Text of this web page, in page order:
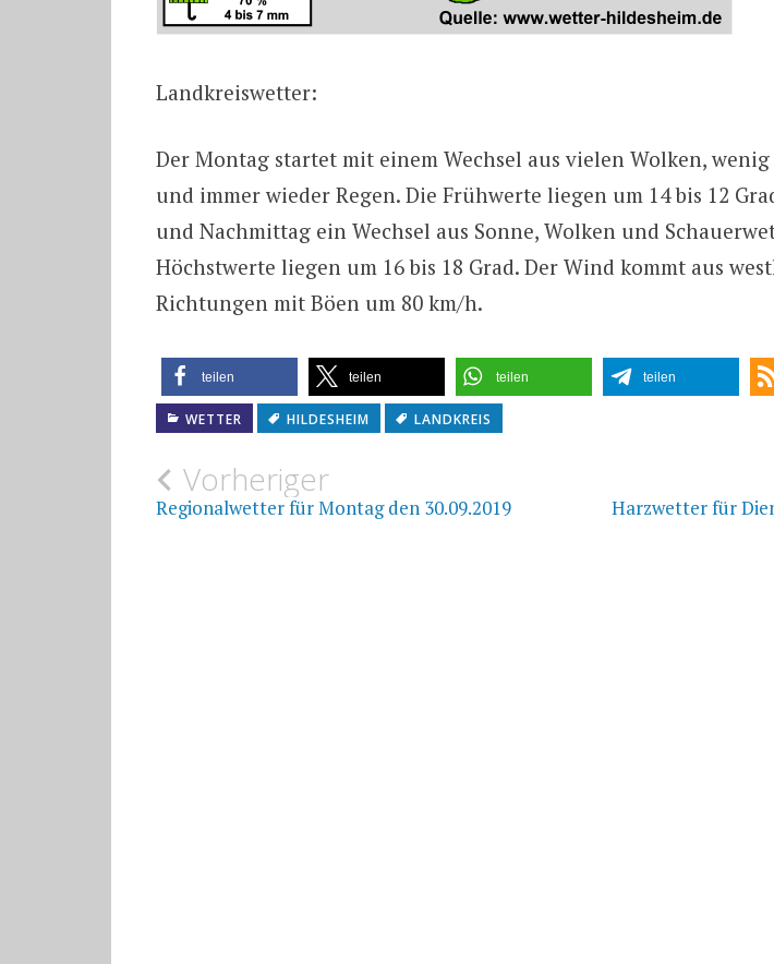
Landkreiswetter:
Der Montag startet mit einem Wechsel aus vielen Wolken,
und immer wieder Regen. Die Frühwerte liegen um 14 bis 12
und Nachmittag ein Wechsel aus Sonne, Wolken und
Höchstwerte liegen um 16 bis 18 Grad. Der Wind kommt aus
Richtungen mit Böen um 80 km/h.
teilen teilen teilen teilen
WETTER HILDESHEIM LANDKREIS
Beitragsnavigation
Vorheriger
Regionalwetter für Montag den 30.09.2019 Harzwetter für